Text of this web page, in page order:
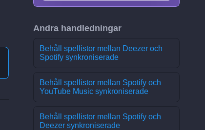
Andra handledningar
Behåll spellistor mellan Deezer och
Spotify synkroniserade
Behåll spellistor mellan Spotify och
YouTube Music synkroniserade
Behåll spellistor mellan Spotify och
Deezer synkroniserade